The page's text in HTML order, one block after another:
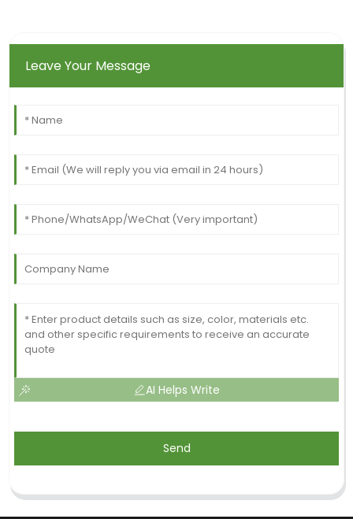
Leave Your Message
AI Helps Write
Send